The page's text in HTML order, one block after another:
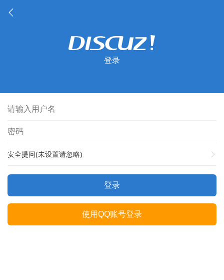
登录
安全提问(未设置请忽略)
登录
使用QQ账号登录